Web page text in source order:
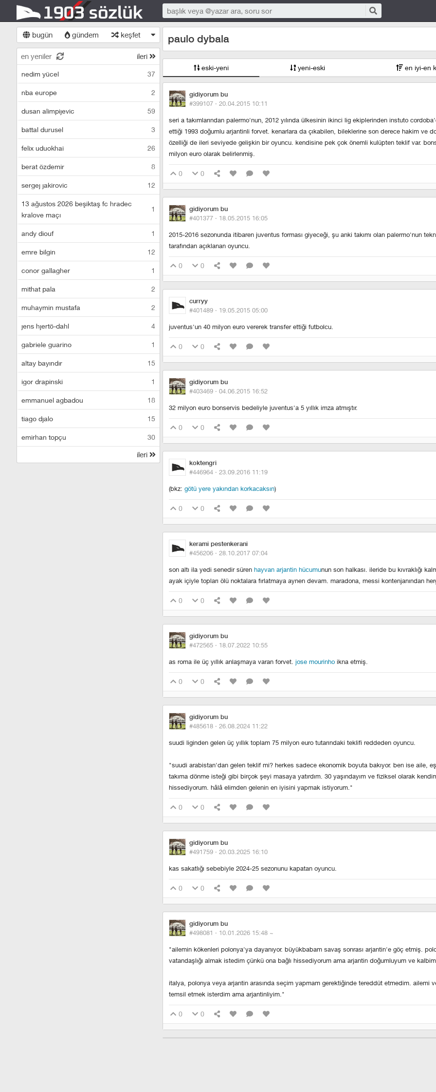
bugün gündem keşfet
en yeniler ileri
nedim yücel 37
nba europe 2
dusan alimpijevic 59
battal durusel 3
felix uduokhai 26
berat özdemir 8
sergej jakirovic 12
13 ağustos 2026 beşiktaş fc hradec
kralove maçı
1
andy diouf 1
emre bilgin 12
conor gallagher 1
mithat pala 2
muhaymin mustafa 2
jens hjertö-dahl 4
gabriele guarino 1
altay bayındır 15
igor drapinski 1
emmanuel agbadou 18
tiago djalo 15
emirhan topçu 30
ileri
paulo dybala
eski-yeni yeni-eski en iyi-en
gidiyorum bu
#399107 · 20.04.2015 10:11
seri a takımlarından palermo'nun, 2012 yılında ülkesinin ikinci lig ekiplerinden instuto
ettiği 1993 doğumlu arjantinli forvet. kenarlara da çıkabilen, bileklerine son derece hakim ve
özelliği de ileri seviyede gelişkin bir oyuncu. kendisine pek çok önemli kulüpten teklif var.
milyon euro olarak belirlenmiş.
0 0
gidiyorum bu
#401377 · 18.05.2015 16:05
2015-2016 sezonunda itibaren juventus forması giyeceği, şu anki takımı olan palermo'nun
tarafından açıklanan oyuncu.
0 0
curryy
#401489 · 19.05.2015 05:00
juventus'un 40 milyon euro vererek transfer ettiği futbolcu.
0 0
gidiyorum bu
#403469 · 04.06.2015 16:52
32 milyon euro bonservis bedeliyle juventus'a 5 yıllık imza atmıştır.
0 0
koktengri
#446964 · 23.09.2016 11:19
(bkz: götü yere yakından korkacaksın)
0 0
kerami pestenkerani
#456206 · 28.10.2017 07:04
son altı ila yedi senedir süren hayvan arjantin hücumunun son halkası. ileride bu kıvraklığı
ayak içiyle topları ölü noktalara fırlatmaya aynen devam. maradona, messi kontenjanından
0 0
gidiyorum bu
#472565 · 18.07.2022 10:55
as roma ile üç yıllık anlaşmaya varan forvet. jose mourinho ikna etmiş.
0 0
gidiyorum bu
#485618 · 26.08.2024 11:22
suudi liginden gelen üç yıllık toplam 75 milyon euro tutarındaki teklifi reddeden oyuncu.
"suudi arabistan'dan gelen teklif mi? herkes sadece ekonomik boyuta bakıyor. ben ise aile,
takıma dönme isteği gibi birçok şeyi masaya yatırdım. 30 yaşındayım ve fiziksel olarak
hissediyorum. hâlâ elimden gelenin en iyisini yapmak istiyorum."
0 0
gidiyorum bu
#491759 · 20.03.2025 16:10
kas sakatlığı sebebiyle 2024-25 sezonunu kapatan oyuncu.
0 0
gidiyorum bu
#498081 · 10.01.2026 15:48 ~
"ailemin kökenleri polonya'ya dayanıyor. büyükbabam savaş sonrası arjantin'e göç etmiş.
vatandaşlığı almak istedim çünkü ona bağlı hissediyorum ama arjantin doğumluyum ve
i̇talya, polonya veya arjantin arasında seçim yapmam gerektiğinde tereddüt etmedim. ailemi
temsil etmek isterdim ama arjantinliyim."
0 0